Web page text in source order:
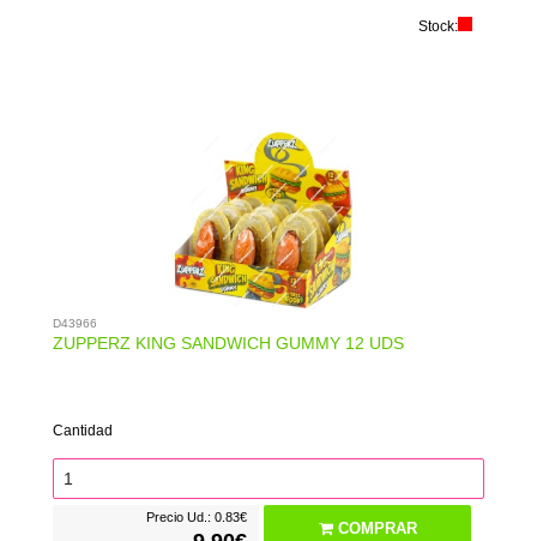
Stock:
D43966
ZUPPERZ KING SANDWICH GUMMY 12 UDS
Cantidad
Precio Ud.: 0.83€
COMPRAR